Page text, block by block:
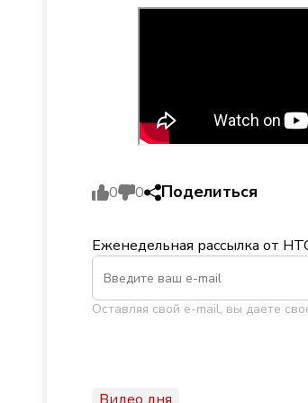
0 0 Поделиться
Еженедельная рассылка от
Оставляя свой e-mail, вы даете